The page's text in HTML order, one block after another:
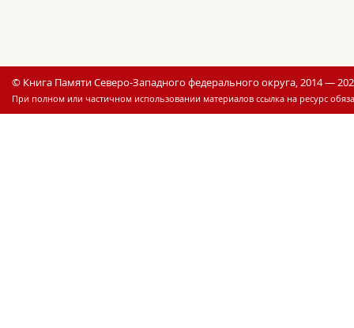
© Книга Памяти Северо-Западного федерального округа, 2014 —
При полном или частичном использовании материалов ссылка на ресурс